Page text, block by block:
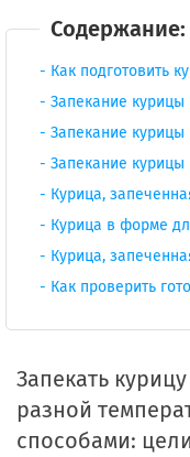
Содержание:
Как подготовить
Запекание курицы
Запекание курицы
Запекание курицы
Курица,
Курица в форме
Курица,
Как проверить
Запекать
разной
способами: